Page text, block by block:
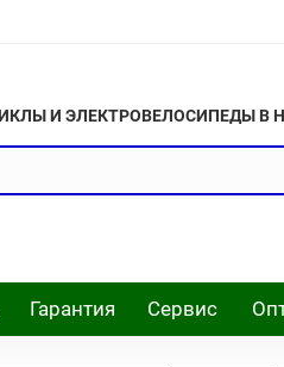
И ЭЛЕКТРОВЕЛОСИПЕДЫ В
Гарантия Сервис